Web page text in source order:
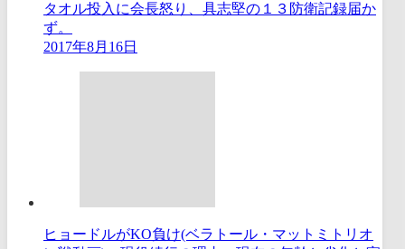
タオル投入に会長怒り、具志堅の１３防衛記録届か
ず。
2017年8月16日
ヒョードルがKO負け(ベラトール・マットミトリオ